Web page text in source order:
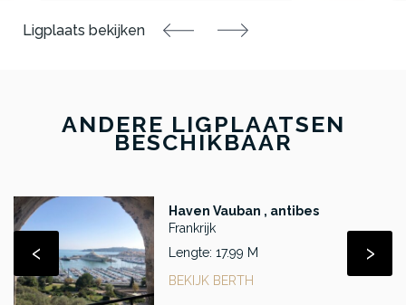
ANDERE LIGPLAATSEN
BESCHIKBAAR
Haven Vauban , antibes
Frankrijk
Lengte: 17.99 M
BEKIJK BERTH
‹ ›